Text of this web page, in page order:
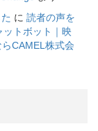
に 読者の声を
ットボット｜映
CAMEL株式会